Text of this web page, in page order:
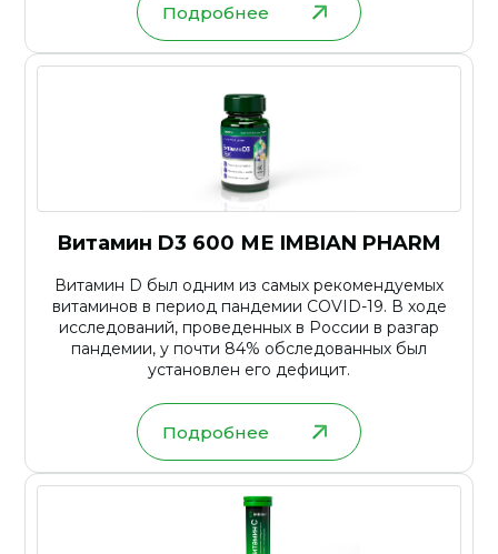
Подробнее
Витамин D3 600 МЕ IMBIAN PHARM
Витамин D был одним из самых рекомендуемых
витаминов в период пандемии COVID-19. В ходе
исследований, проведенных в России в разгар
пандемии, у почти 84% обследованных был
установлен его дефицит.
Подробнее